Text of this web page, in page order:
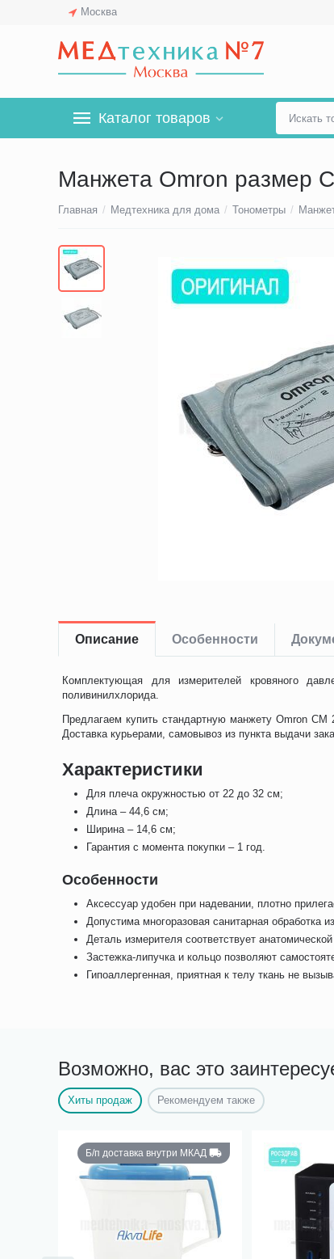
Москва
Каталог товаров
Манжета Omron размер
Главная / Медтехника для дома / Тонометры /
Описание Особенности
Комплектующая для измерителей кровяного
поливинилхлорида.
Предлагаем купить стандартную манжету Omron
Доставка курьерами, самовывоз из пункта выдачи
Характеристики
Для плеча окружностью от 22 до 32 см;
Длина – 44,6 см;
Ширина – 14,6 см;
Гарантия с момента покупки – 1 год.
Особенности
Аксессуар удобен при надевании, плотно
Допустима многоразовая санитарная обработка
Деталь измерителя соответствует
Застежка-липучка и кольцо позволяют
Гипоаллергенная, приятная к телу ткань не
Возможно, вас это
Хиты продаж Рекомендуем также
Б/п доставка внутри МКАД